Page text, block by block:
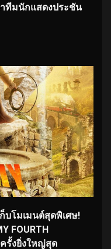
ทีมนักแสดงประชัน
บโมเมนต์สุดพิเศษ!
FOURTH
ครั้งยิ่งใหญ่สุด